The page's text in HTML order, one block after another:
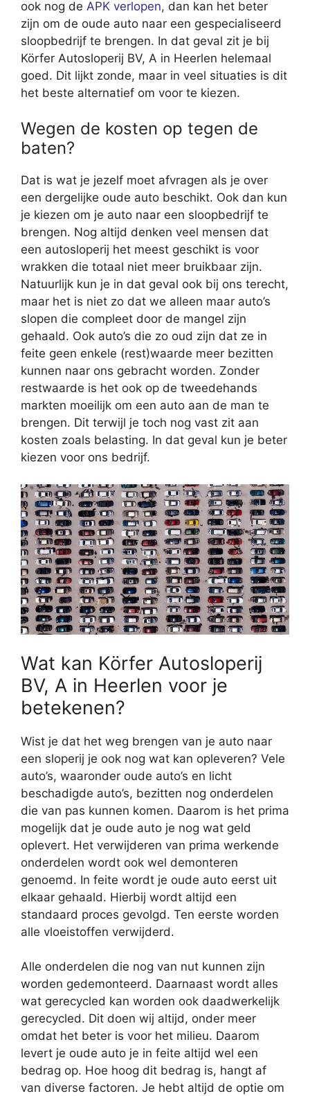
ook nog de APK verlopen, dan kan het beter
zijn om de oude auto naar een gespecialiseerd
sloopbedrijf te brengen. In dat geval zit je bij
Körfer Autosloperij BV, A in Heerlen helemaal
goed. Dit lijkt zonde, maar in veel situaties is dit
het beste alternatief om voor te kiezen.
Wegen de kosten op tegen de
baten?
Dat is wat je jezelf moet afvragen als je over
een dergelijke oude auto beschikt. Ook dan kun
je kiezen om je auto naar een sloopbedrijf te
brengen. Nog altijd denken veel mensen dat
een autosloperij het meest geschikt is voor
wrakken die totaal niet meer bruikbaar zijn.
Natuurlijk kun je in dat geval ook bij ons terecht,
maar het is niet zo dat we alleen maar auto’s
slopen die compleet door de mangel zijn
gehaald. Ook auto’s die zo oud zijn dat ze in
feite geen enkele (rest)waarde meer bezitten
kunnen naar ons gebracht worden. Zonder
restwaarde is het ook op de tweedehands
markten moeilijk om een auto aan de man te
brengen. Dit terwijl je toch nog vast zit aan
kosten zoals belasting. In dat geval kun je beter
kiezen voor ons bedrijf.
Wat kan Körfer Autosloperij
BV, A in Heerlen voor je
betekenen?
Wist je dat het weg brengen van je auto naar
een sloperij je ook nog wat kan opleveren? Vele
auto’s, waaronder oude auto’s en licht
beschadigde auto’s, bezitten nog onderdelen
die van pas kunnen komen. Daarom is het prima
mogelijk dat je oude auto je nog wat geld
oplevert. Het verwijderen van prima werkende
onderdelen wordt ook wel demonteren
genoemd. In feite wordt je oude auto eerst uit
elkaar gehaald. Hierbij wordt altijd een
standaard proces gevolgd. Ten eerste worden
alle vloeistoffen verwijderd.
Alle onderdelen die nog van nut kunnen zijn
worden gedemonteerd. Daarnaast wordt alles
wat gerecycled kan worden ook daadwerkelijk
gerecycled. Dit doen wij altijd, onder meer
omdat het beter is voor het milieu. Daarom
levert je oude auto je in feite altijd wel een
bedrag op. Hoe hoog dit bedrag is, hangt af
van diverse factoren. Je hebt altijd de optie om